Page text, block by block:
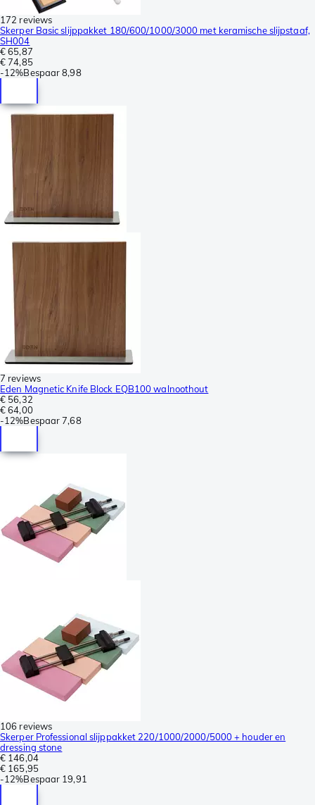
172 reviews
Skerper Basic slijppakket 180/600/1000/3000 met keramische slijpstaaf,
SH004
€ 65,87
€ 74,85
-12%Bespaar 8,98
7 reviews
Eden Magnetic Knife Block EQB100 walnoothout
€ 56,32
€ 64,00
-12%Bespaar 7,68
106 reviews
Skerper Professional slijppakket 220/1000/2000/5000 + houder en
dressing stone
€ 146,04
€ 165,95
-12%Bespaar 19,91